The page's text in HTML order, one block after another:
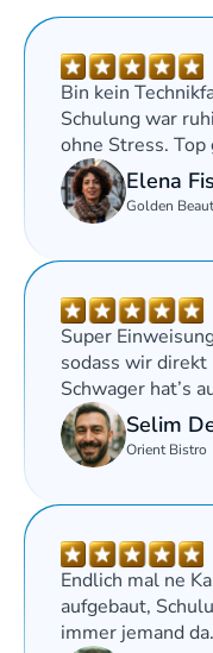
Bin kein
Schulung war
ohne Stress. Top
Elena
Golden
Super
sodass wir
Schwager hat’s
Selim
Orient Bistro
Endlich mal ne
aufgebaut,
immer jemand da.